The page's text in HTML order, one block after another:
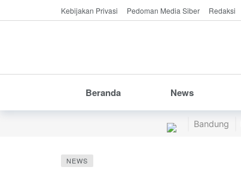
Kebijakan Privasi Pedoman Media Siber Redaksi
Beranda News
Bandung
NEWS